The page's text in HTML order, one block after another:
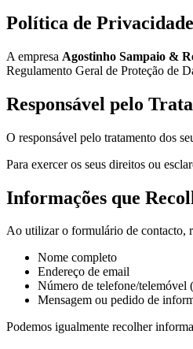
Política de Privacidade
A empresa Agostinho Sampaio &
Regulamento Geral de Proteção de
Responsável pelo
O responsável pelo tratamento dos
Para exercer os seus direitos ou
Informações que
Ao utilizar o formulário de contacto,
Nome completo
Endereço de email
Número de telefone/telemóvel
Mensagem ou pedido de
Podemos igualmente recolher